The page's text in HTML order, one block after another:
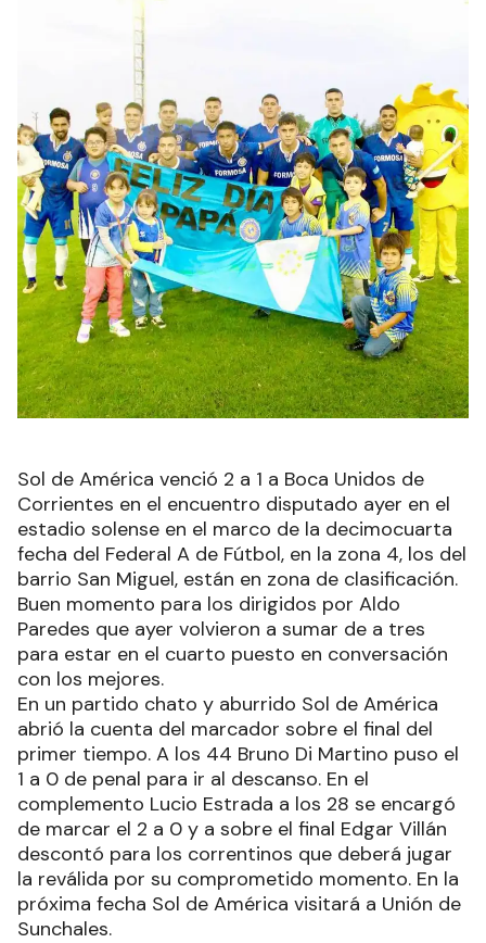
Sol de América venció 2 a 1 a Boca Unidos de
Corrientes en el encuentro disputado ayer en el
estadio solense en el marco de la decimocuarta
fecha del Federal A de Fútbol, en la zona 4, los del
barrio San Miguel, están en zona de clasificación.
Buen momento para los dirigidos por Aldo
Paredes que ayer volvieron a sumar de a tres
para estar en el cuarto puesto en conversación
con los mejores.
En un partido chato y aburrido Sol de América
abrió la cuenta del marcador sobre el final del
primer tiempo. A los 44 Bruno Di Martino puso el
1 a 0 de penal para ir al descanso. En el
complemento Lucio Estrada a los 28 se encargó
de marcar el 2 a 0 y a sobre el final Edgar Villán
descontó para los correntinos que deberá jugar
la reválida por su comprometido momento. En la
próxima fecha Sol de América visitará a Unión de
Sunchales.